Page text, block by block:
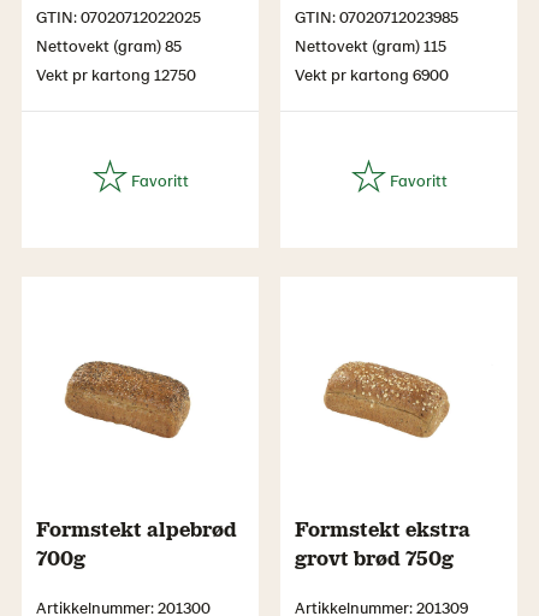
GTIN: 07020712022025
Nettovekt (gram) 85
Vekt pr kartong 12750
GTIN: 07020712023985
Nettovekt (gram) 115
Vekt pr kartong 6900
Formstekt alpebrød
700g
Artikkelnummer: 201300
Formstekt ekstra
grovt brød 750g
Artikkelnummer: 201309